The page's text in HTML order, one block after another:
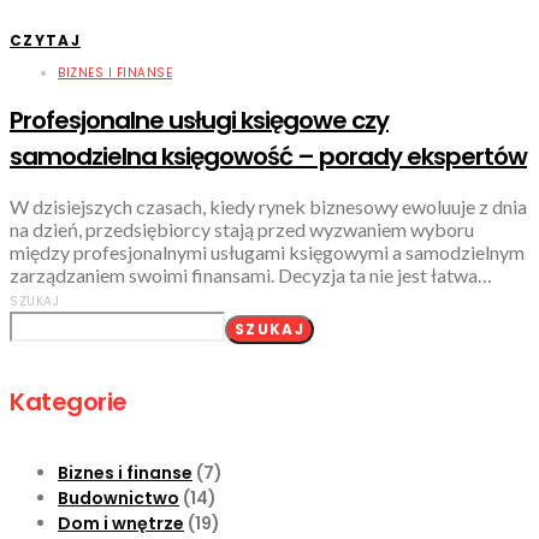
CZYTAJ
BIZNES I FINANSE
Profesjonalne usługi księgowe czy
samodzielna księgowość – porady ekspertów
W dzisiejszych czasach, kiedy rynek biznesowy ewoluuje z dnia
na dzień, przedsiębiorcy stają przed wyzwaniem wyboru
między profesjonalnymi usługami księgowymi a samodzielnym
zarządzaniem swoimi finansami. Decyzja ta nie jest łatwa…
SZUKAJ
SZUKAJ
Kategorie
Biznes i finanse (7)
Budownictwo (14)
Dom i wnętrze (19)